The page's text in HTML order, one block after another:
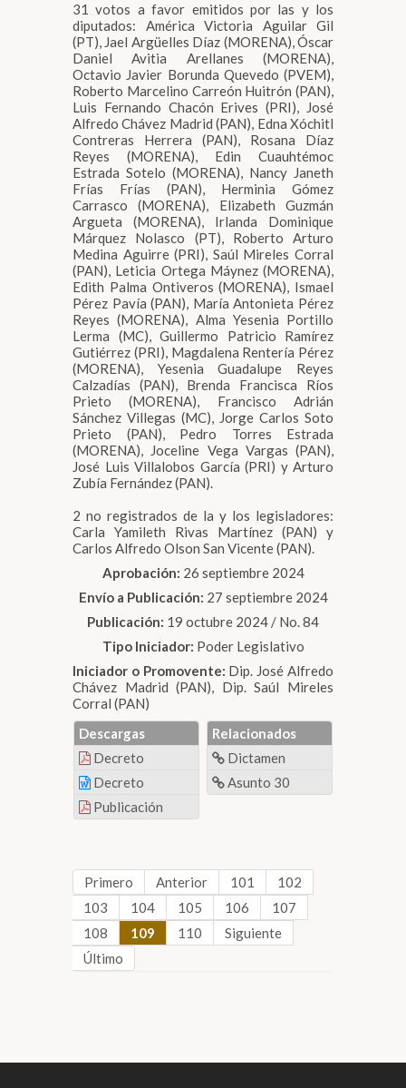
31 votos a favor emitidos por las y los
diputados: América Victoria Aguilar Gil
(PT), Jael Argüelles Díaz (MORENA), Óscar
Daniel Avitia Arellanes (MORENA),
Octavio Javier Borunda Quevedo (PVEM),
Roberto Marcelino Carreón Huitrón (PAN),
Luis Fernando Chacón Erives (PRI), José
Alfredo Chávez Madrid (PAN), Edna Xóchitl
Contreras Herrera (PAN), Rosana Díaz
Reyes (MORENA), Edin Cuauhtémoc
Estrada Sotelo (MORENA), Nancy Janeth
Frías Frías (PAN), Herminia Gómez
Carrasco (MORENA), Elizabeth Guzmán
Argueta (MORENA), Irlanda Dominique
Márquez Nolasco (PT), Roberto Arturo
Medina Aguirre (PRI), Saúl Mireles Corral
(PAN), Leticia Ortega Máynez (MORENA),
Edith Palma Ontiveros (MORENA), Ismael
Pérez Pavía (PAN), María Antonieta Pérez
Reyes (MORENA), Alma Yesenia Portillo
Lerma (MC), Guillermo Patricio Ramírez
Gutiérrez (PRI), Magdalena Rentería Pérez
(MORENA), Yesenia Guadalupe Reyes
Calzadías (PAN), Brenda Francisca Ríos
Prieto (MORENA), Francisco Adrián
Sánchez Villegas (MC), Jorge Carlos Soto
Prieto (PAN), Pedro Torres Estrada
(MORENA), Joceline Vega Vargas (PAN),
José Luis Villalobos García (PRI) y Arturo
Zubía Fernández (PAN).
2 no registrados de la y los legisladores:
Carla Yamileth Rivas Martínez (PAN) y
Carlos Alfredo Olson San Vicente (PAN).
Aprobación: 26 septiembre 2024
Envío a Publicación: 27 septiembre 2024
Publicación: 19 octubre 2024 / No. 84
Tipo Iniciador: Poder Legislativo
Iniciador o Promovente: Dip. José Alfredo
Chávez Madrid (PAN), Dip. Saúl Mireles
Corral (PAN)
Descargas
Decreto
Decreto
Publicación
Relacionados
Dictamen
Asunto 30
Primero Anterior 101
102
103
104 105 106
107
108
109 110
Siguiente
Último